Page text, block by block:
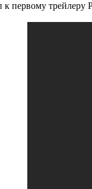
первому трейлеру